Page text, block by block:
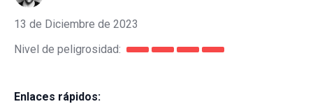
13 de Diciembre de 2023
Nivel de peligrosidad:
Enlaces rápidos: